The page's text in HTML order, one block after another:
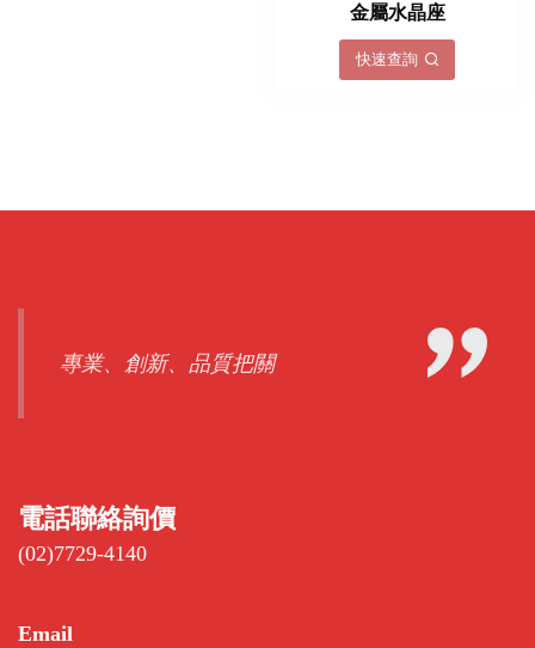
金屬水晶座
快速查詢
專業、創新、品質把關
電話聯絡詢價
(02)7729-4140
Email